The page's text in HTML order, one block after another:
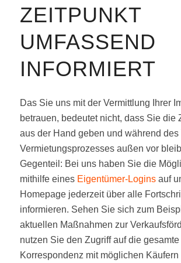
ZEITPUNKT
UMFASSEND
INFORMIERT
Das Sie uns mit der Vermittlung Ihrer
betrauen, bedeutet nicht, dass Sie die
aus der Hand geben und während des
Vermietungsprozesses außen vor
Gegenteil: Bei uns haben Sie die
mithilfe eines Eigentümer-Loginsauf
Homepage jederzeit über alle
informieren. Sehen Sie sich zum
aktuellen Maßnahmen zur
nutzen Sie den Zugriff auf die gesamte
Korrespondenz mit möglichen Käufern